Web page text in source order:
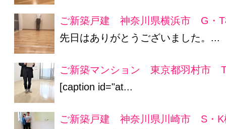
ご新築戸建 神奈川県横浜市 G・
先日はありがとうございました。...
ご新築マンション 東京都羽村市
[caption id="at...
ご新築戸建 神奈川県川崎市 S・K